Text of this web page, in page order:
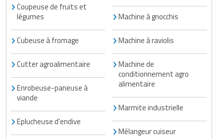
Coupeuse de fruits et
légumes
Cubeuse à fromage
Cutter agroalimentaire
Enrobeuse-paneuse à
viande
Eplucheuse d'endive
Machine à gnocchis
Machine à raviolis
Machine de
conditionnement agro
alimentaire
Marmite industrielle
Mélangeur cuiseur